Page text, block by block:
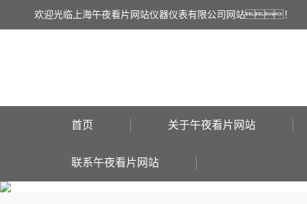
欢迎光临上海午夜看片网站仪器仪表有限公司网站！
首页 关于午夜看片网站
联系午夜看片网站